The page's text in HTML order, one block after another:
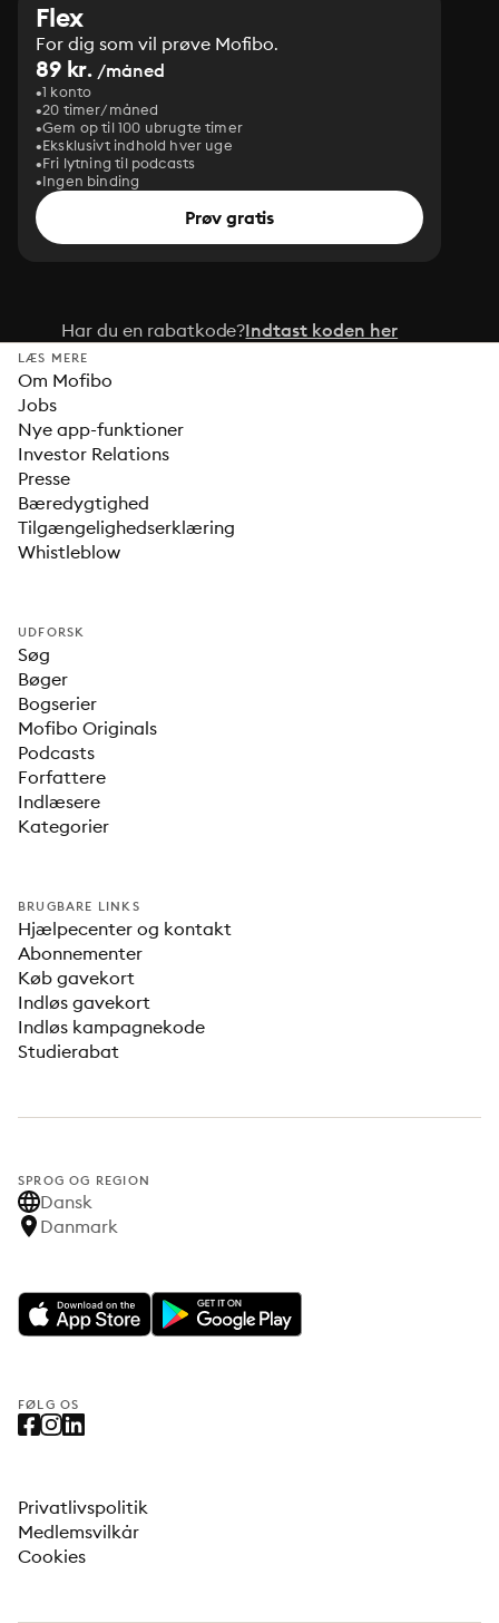
Flex
For dig som vil prøve Mofibo.
89 kr. /måned
1 konto
20 timer/måned
Gem op til 100 ubrugte timer
Eksklusivt indhold hver uge
Fri lytning til podcasts
Ingen binding
Prøv gratis
Har du en rabatkode?Indtast koden her
LÆS MERE
Om Mofibo
Jobs
Nye app-funktioner
Investor Relations
Presse
Bæredygtighed
Tilgængelighedserklæring
Whistleblow
UDFORSK
Søg
Bøger
Bogserier
Mofibo Originals
Podcasts
Forfattere
Indlæsere
Kategorier
BRUGBARE LINKS
Hjælpecenter og kontakt
Abonnementer
Køb gavekort
Indløs gavekort
Indløs kampagnekode
Studierabat
SPROG OG REGION
Dansk
Danmark
FØLG OS
Privatlivspolitik
Medlemsvilkår
Cookies